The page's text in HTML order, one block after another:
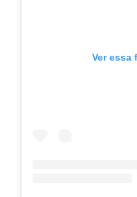
Ver essa